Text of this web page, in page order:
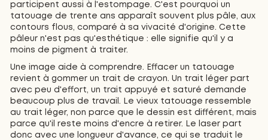
participent aussi à l'estompage. C'est pourquoi un
tatouage de trente ans apparaît souvent plus pâle, aux
contours flous, comparé à sa vivacité d'origine. Cette
pâleur n'est pas qu'esthétique : elle signifie qu'il y a
moins de pigment à traiter.
Une image aide à comprendre. Effacer un tatouage
revient à gommer un trait de crayon. Un trait léger part
avec peu d'effort, un trait appuyé et saturé demande
beaucoup plus de travail. Le vieux tatouage ressemble
au trait léger, non parce que le dessin est différent, mais
parce qu'il reste moins d'encre à retirer. Le laser part
donc avec une longueur d'avance, ce qui se traduit le